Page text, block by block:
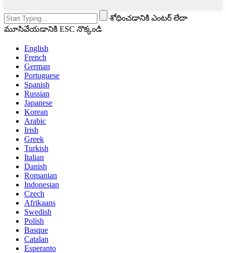
శోధించడానికి ఎంటర్ లేదా
మూసివేయడానికి ESC నొక్కండి
English
French
German
Portuguese
Spanish
Russian
Japanese
Korean
Arabic
Irish
Greek
Turkish
Italian
Danish
Romanian
Indonesian
Czech
Afrikaans
Swedish
Polish
Basque
Catalan
Esperanto